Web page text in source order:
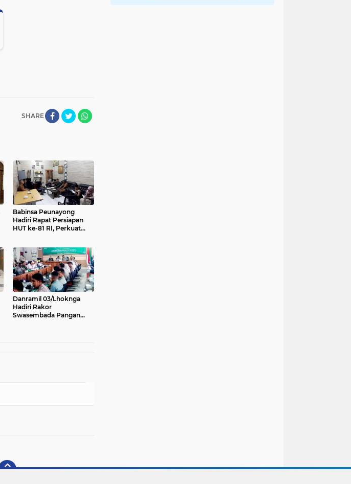
SHARE
Babinsa Peunayong
Hadiri Rapat Persiapan
HUT ke-81 RI, Perkuat
Danramil 03/Lhoknga
Hadiri Rakor
Swasembada Pangan